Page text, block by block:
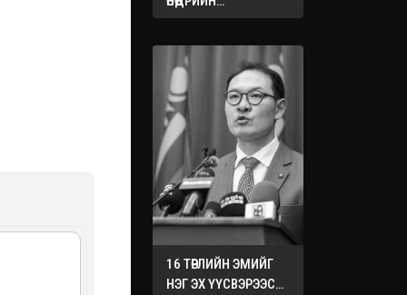
ХУРАЛДААНААС
ШИЙДВЭРҮҮД
16 ТӨРЛИЙН ЭМИЙГ
НЭГ ЭХ ҮҮСВЭРЭЭС